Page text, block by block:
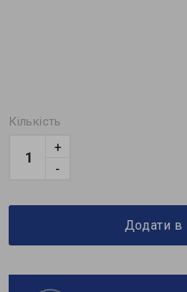
Кількість
-
+
Додати